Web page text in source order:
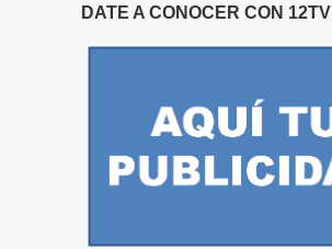
DATE A CONOCER CON 12TV